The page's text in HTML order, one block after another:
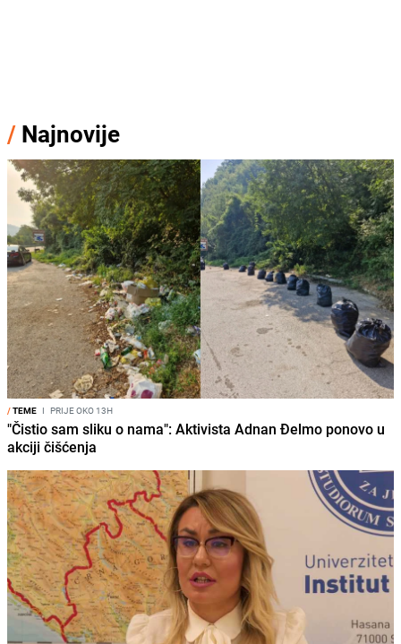
/ Najnovije
/TEME I PRIJE OKO 13H
"Čistio sam sliku o nama": Aktivista Adnan Đelmo ponovo u
akciji čišćenja